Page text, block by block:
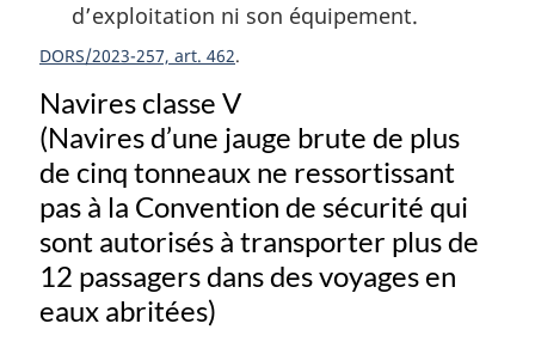
d’exploitation ni son équipement.
DORS/2023-257, art. 462
Navires classe V
(Navires d’une jauge brute de plus
de cinq tonneaux ne ressortissant
pas à la Convention de sécurité qui
sont autorisés à transporter plus de
12 passagers dans des voyages en
eaux abritées)